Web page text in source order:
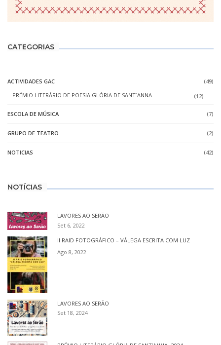
CATEGORIAS
ACTIVIDADES GAC
(49)
PRÉMIO LITERÁRIO DE POESIA GLÓRIA DE SANT´ANNA
(12)
ESCOLA DE MÚSICA (7)
GRUPO DE TEATRO (2)
NOTICIAS (42)
NOTÍCIAS
LAVORES AO SERÃO
Set 6, 2022
II RAID FOTOGRÁFICO – VÁLEGA ESCRITA COM LUZ
Ago 8, 2022
LAVORES AO SERÃO
Set 18, 2024